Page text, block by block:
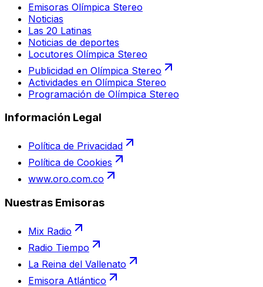
Emisoras Olímpica Stereo
Noticias
Las 20 Latinas
Noticias de deportes
Locutores Olímpica Stereo
Publicidad en Olímpica Stereo
Actividades en Olímpica Stereo
Programación de Olímpica Stereo
Información Legal
Política de Privacidad
Política de Cookies
www.oro.com.co
Nuestras Emisoras
Mix Radio
Radio Tiempo
La Reina del Vallenato
Emisora Atlántico